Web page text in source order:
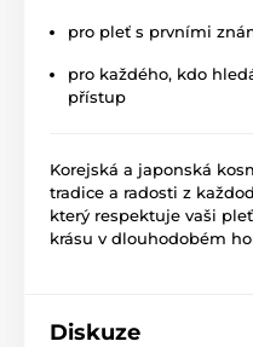
pro pleť s prvními
pro každého, kdo
přístup
Korejská a japonská
tradice a radosti z
který respektuje vaši
krásu v dlouhodobém
Diskuze